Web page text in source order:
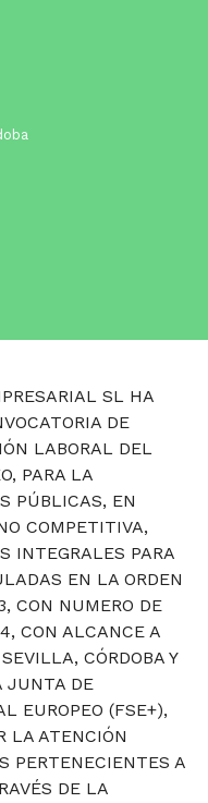
SL HA
DE
LABORAL DEL
PARA LA
PÚBLICAS, EN
COMPETITIVA,
INTEGRALES PARA
EN LA ORDEN
CON NUMERO DE
CON ALCANCE A
CÓRDOBA Y
JUNTA DE
EUROPEO (FSE+),
LA ATENCIÓN
PERTENECIENTES A
DE LA